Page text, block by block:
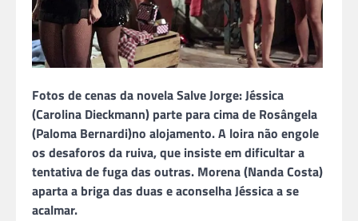
Fotos de cenas da novela Salve Jorge: Jéssica
(Carolina Dieckmann) parte para cima de Rosângela
(Paloma Bernardi)no alojamento. A loira não engole
os desaforos da ruiva, que insiste em dificultar a
tentativa de fuga das outras. Morena (Nanda Costa)
aparta a briga das duas e aconselha Jéssica a se
acalmar.